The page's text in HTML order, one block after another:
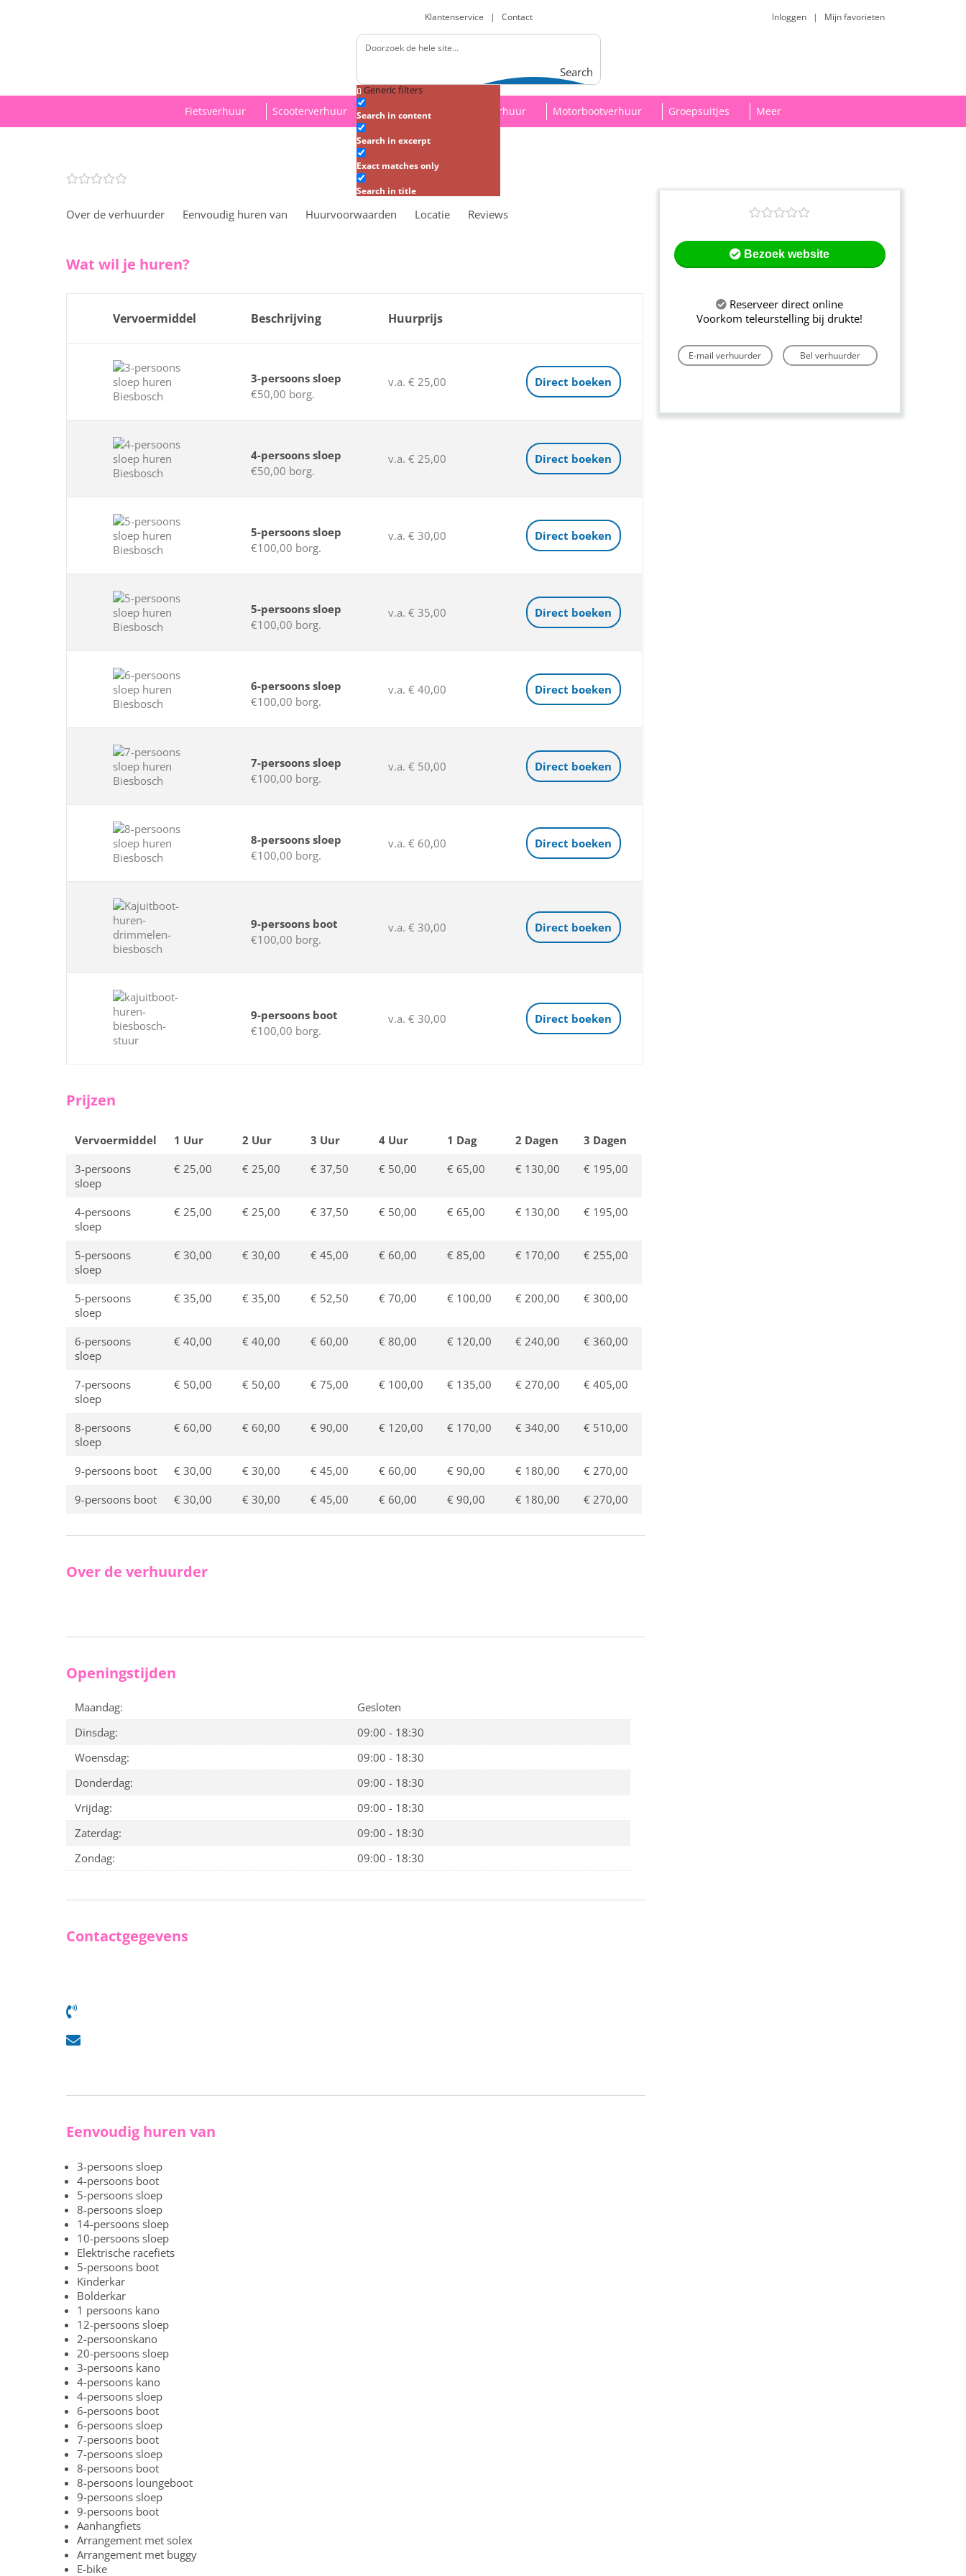
Klantenservice | Contact
Search
Generic filters
Search in content
Search in excerpt
Exact matches only
Search in title
Inloggen | Mijn favorieten
Fietsverhuur Scooterverhuur Stepverhuur Sloepverhuur Motorbootverhuur Groepsuitjes Meer
Over de verhuurder Eenvoudig huren van Huurvoorwaarden Locatie Reviews
Wat wil je huren?
Vervoermiddel Beschrijving Huurprijs
3-persoons sloep
€50,00 borg.
v.a. € 25,00 Direct boeken
4-persoons sloep
€50,00 borg.
v.a. € 25,00 Direct boeken
5-persoons sloep
€100,00 borg.
v.a. € 30,00 Direct boeken
5-persoons sloep
€100,00 borg.
v.a. € 35,00 Direct boeken
6-persoons sloep
€100,00 borg.
v.a. € 40,00 Direct boeken
7-persoons sloep
€100,00 borg.
v.a. € 50,00 Direct boeken
8-persoons sloep
€100,00 borg.
v.a. € 60,00 Direct boeken
9-persoons boot
€100,00 borg.
v.a. € 30,00 Direct boeken
9-persoons boot
€100,00 borg.
v.a. € 30,00 Direct boeken
Bezoek website
Reserveer direct online
Voorkom teleurstelling bij drukte!
E-mail verhuurder Bel verhuurder
Prijzen
Vervoermiddel 1 Uur 2 Uur 3 Uur 4 Uur 1 Dag 2 Dagen 3 Dagen
3-persoons
sloep
€ 25,00 € 25,00 € 37,50 € 50,00 € 65,00 € 130,00 € 195,00
4-persoons
sloep
€ 25,00 € 25,00 € 37,50 € 50,00 € 65,00 € 130,00 € 195,00
5-persoons
sloep
€ 30,00 € 30,00 € 45,00 € 60,00 € 85,00 € 170,00 € 255,00
5-persoons
sloep
€ 35,00 € 35,00 € 52,50 € 70,00 € 100,00 € 200,00 € 300,00
6-persoons
sloep
€ 40,00 € 40,00 € 60,00 € 80,00 € 120,00 € 240,00 € 360,00
7-persoons
sloep
€ 50,00 € 50,00 € 75,00 € 100,00 € 135,00 € 270,00 € 405,00
8-persoons
sloep
€ 60,00 € 60,00 € 90,00 € 120,00 € 170,00 € 340,00 € 510,00
9-persoons boot € 30,00 € 30,00 € 45,00 € 60,00 € 90,00 € 180,00 € 270,00
9-persoons boot
€ 30,00 € 30,00 € 45,00 € 60,00 € 90,00 € 180,00 € 270,00
Over de verhuurder
Openingstijden
Maandag:
Gesloten
Dinsdag:
09:00 - 18:30
Woensdag:
09:00 - 18:30
Donderdag:
09:00 - 18:30
Vrijdag:
09:00 - 18:30
Zaterdag:
09:00 - 18:30
Zondag:
09:00 - 18:30
Contactgegevens
Eenvoudig huren van
3-persoons sloep
4-persoons boot
5-persoons sloep
8-persoons sloep
14-persoons sloep
10-persoons sloep
Elektrische racefiets
5-persoons boot
Kinderkar
Bolderkar
1 persoons kano
12-persoons sloep
2-persoonskano
20-persoons sloep
3-persoons kano
4-persoons kano
4-persoons sloep
6-persoons boot
6-persoons sloep
7-persoons boot
7-persoons sloep
8-persoons boot
8-persoons loungeboot
9-persoons sloep
9-persoons boot
Aanhangfiets
Arrangement met solex
Arrangement met buggy
E-bike